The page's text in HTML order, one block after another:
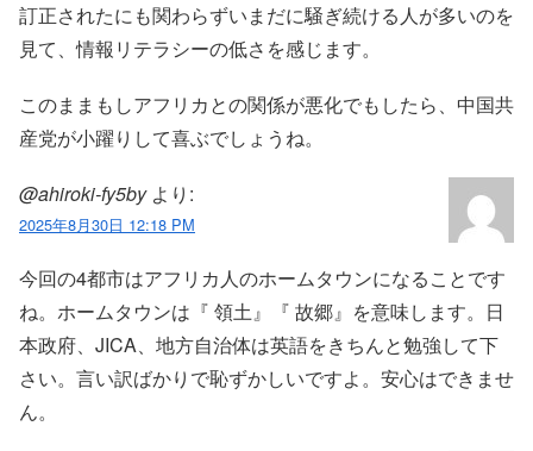
訂正されたにも関わらずいまだに騒ぎ続ける人が多いのを
見て、情報リテラシーの低さを感じます。
このままもしアフリカとの関係が悪化でもしたら、中国共
産党が小躍りして喜ぶでしょうね。
@ahiroki-fy5by より:
2025年8月30日 12:18 PM
今回の4都市はアフリカ人のホームタウンになることです
ね。ホームタウンは『 領土』『 故郷』を意味します。日
本政府、JICA、地方自治体は英語をきちんと勉強して下
さい。言い訳ばかりで恥ずかしいですよ。安心はできませ
ん。